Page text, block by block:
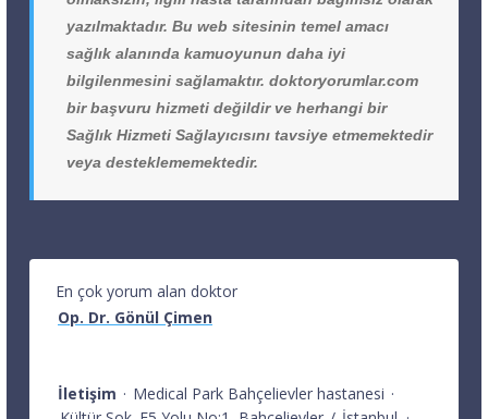
yazılmaktadır. Bu web sitesinin temel amacı
sağlık alanında kamuoyunun daha iyi
bilgilenmesini sağlamaktır. doktoryorumlar.com
bir başvuru hizmeti değildir ve herhangi bir
Sağlık Hizmeti Sağlayıcısını tavsiye etmemektedir
veya desteklememektedir.
En çok yorum alan doktor
Op. Dr. Gönül Çimen
İletişim · Medical Park Bahçelievler hastanesi ·